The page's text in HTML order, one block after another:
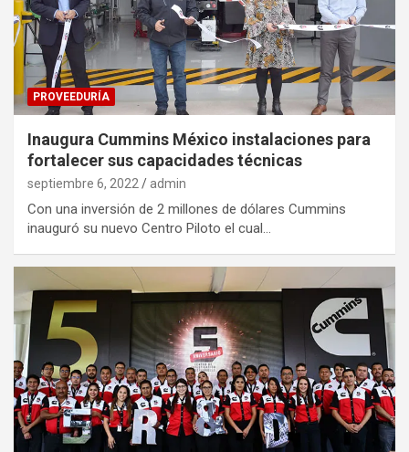
PROVEEDURÍA
Inaugura Cummins México instalaciones para
fortalecer sus capacidades técnicas
septiembre 6, 2022 admin
Con una inversión de 2 millones de dólares Cummins
inauguró su nuevo Centro Piloto el cual…